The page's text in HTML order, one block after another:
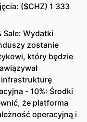
($CHZ) 1 333
Sale: Wydatki
zostanie
który będzie
infrastrukturę
- 10%: Środki
że platforma
operacyjną i